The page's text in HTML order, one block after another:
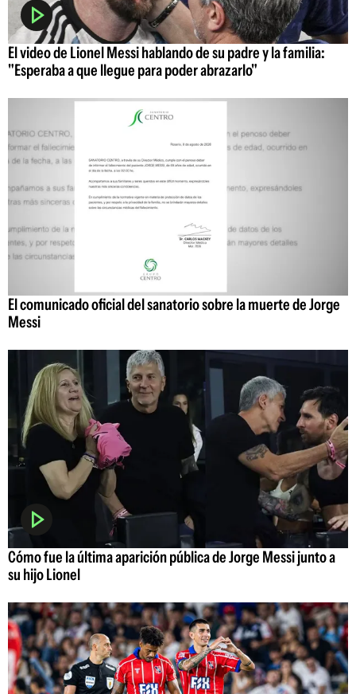
El video de Lionel Messi hablando de su padre y la familia:
"Esperaba a que llegue para poder abrazarlo"
El comunicado oficial del sanatorio sobre la muerte de Jorge
Messi
Cómo fue la última aparición pública de Jorge Messi junto a
su hijo Lionel